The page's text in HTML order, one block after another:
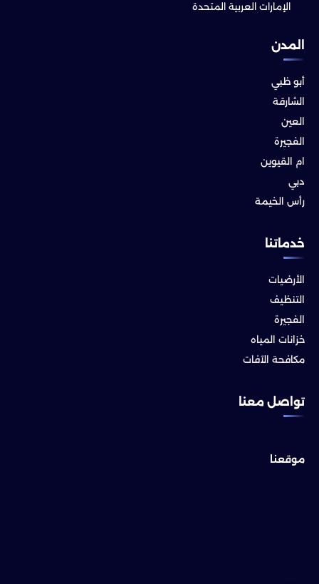
الإمارات العربية المتحدة
المدن
أبو ظبي
الشارقة
العين
الفجيرة
ام القيوين
دبي
رأس الخيمة
خدماتنا
الأرضيات
التنظيف
الفجيرة
خزانات المياه
مكافحة الآفات
تواصل معنا
موقعنا